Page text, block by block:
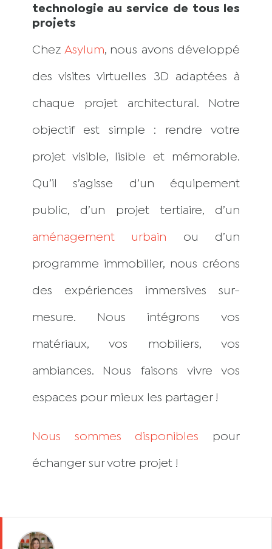
technologie au service de tous les
projets
Chez Asylum, nous avons développé
des visites virtuelles 3D adaptées à
chaque projet architectural. Notre
objectif est simple : rendre votre
projet visible, lisible et mémorable.
Qu’il s’agisse d’un équipement
public, d’un projet tertiaire, d’un
aménagement urbain ou d’un
programme immobilier, nous créons
des expériences immersives sur-
mesure. Nous intégrons vos
matériaux, vos mobiliers, vos
ambiances. Nous faisons vivre vos
espaces pour mieux les partager !
Nous sommes disponibles pour
échanger sur votre projet !